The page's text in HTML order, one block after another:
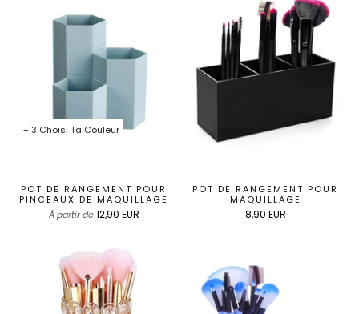
+ 3 Choisi Ta Couleur
POT DE RANGEMENT POUR
PINCEAUX DE MAQUILLAGE
À partir de 12,90 EUR
POT DE RANGEMENT POUR
MAQUILLAGE
8,90 EUR